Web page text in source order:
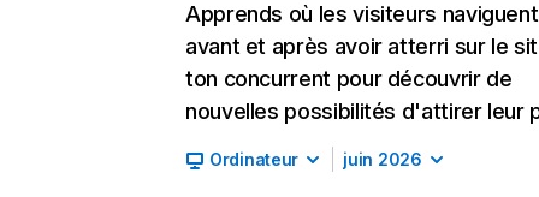
Apprends où les visiteurs naviguent
avant et après avoir atterri sur le
ton concurrent pour découvrir de
nouvelles possibilités d'attirer leur
Ordinateur juin 2026